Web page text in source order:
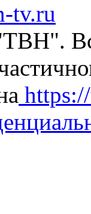
tv.ru